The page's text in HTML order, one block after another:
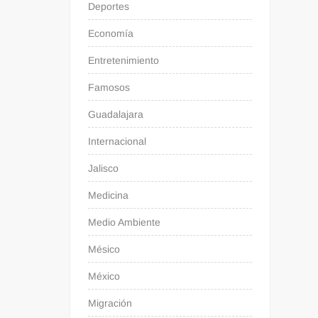
Deportes
Economía
Entretenimiento
Famosos
Guadalajara
Internacional
Jalisco
Medicina
Medio Ambiente
Mésico
México
Migración